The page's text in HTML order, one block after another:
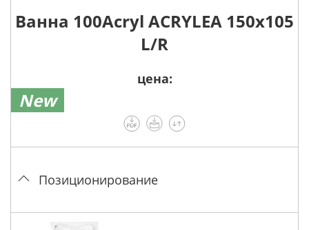
Ванна 100Acryl ACRYLEA 150х105
L/R
цена:
New
Позиционирование